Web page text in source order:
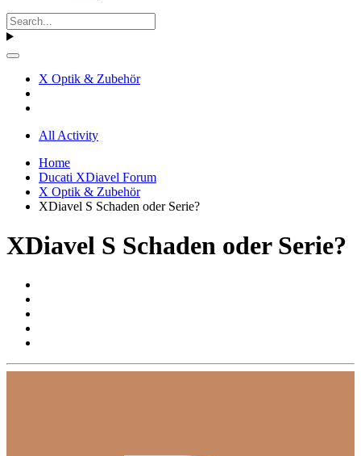
X Optik & Zubehör
All Activity
Home
Ducati XDiavel Forum
X Optik & Zubehör
XDiavel S Schaden oder Serie?
XDiavel S Schaden oder Serie?